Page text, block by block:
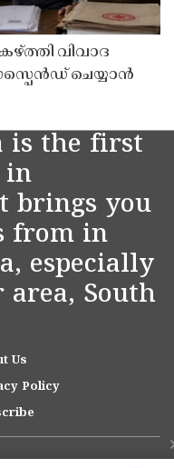
വിവാദ
ചെയ്യാൻ
is the first
in
brings you
from in
especially
South
Us
Policy